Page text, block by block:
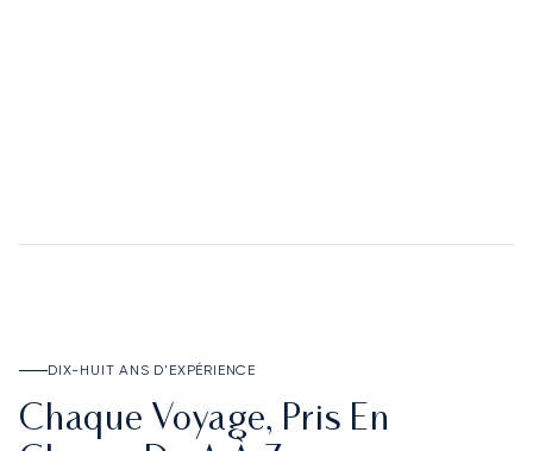
DIX-HUIT ANS D'EXPÉRIENCE
Chaque Voyage, Pris En